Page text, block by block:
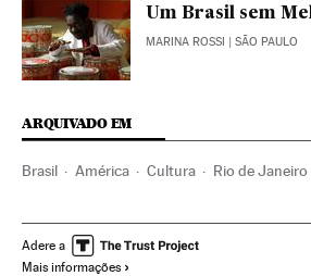
Um Brasil sem
MARINA ROSSI | SÃO PAULO
ARQUIVADO EM
Brasil América Cultura Rio de Janeiro
Música África Literatura
Adere a
Mais informações